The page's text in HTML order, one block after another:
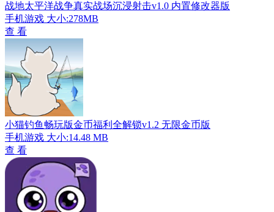
战地太平洋战争真实战场沉浸射击v1.0 内置修改器版
手机游戏 大小:278MB
查 看
小猫钓鱼畅玩版金币福利全解锁v1.2 无限金币版
手机游戏 大小:14.48 MB
查 看